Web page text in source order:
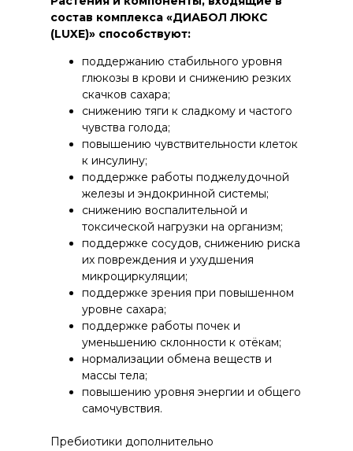
морской, экстракт ягод калины, экстракт
ягод шиповника, экстракт ягод облепихи,
перепончатого, экстракт шелковицы белой,
экстракт створок фасоли, экстракт черники
листа, экстракт земляники листа, экстракт
березы листа, экстракт лабазника
вязолистного, экстракт брусники листа,
экстракт череды трехраздельной, экстракт
тысячелистника, калия цитрат, калия
аспартат, гороховые волокна, магния
аспартат, магния цитрат, таурин, экстракт
чаги, экстракт лопуха, аскорбиновая
кислота, витамин Е, альфа-липоевая
кислота, комплекс гуминовых веществ,
цинка цитрат, меди глюконат, хрома
пиколинат, биотин.
Пищевая ценность 100 г. продукта:
белки – 7,6 г, жиры – 0,3 г, углеводы – 9,6 г,
пищевые волокна – 24,1 г.
Калорийность/ энергетическая
ценность/ 100 г., кДж/ кКал:
кКал.
*Согласно приложению 5 "Величины суточного потребления
пищевых и биологически активных веществ для взрослых в
составе специализированных пищевых продуктов (СПП) и БАД
к пище" изменений в Единые санитарно-эпидемиологические
санитарно-эпидемиологическому надзору (контролю).
состав комплекса «ДИАБОЛ ЛЮКС
(LUXE)» способствуют:
поддержанию стабильного уровня
глюкозы в крови и снижению резких
скачков сахара;
снижению тяги к сладкому и частого
чувства голода;
повышению чувствительности клеток
к инсулину;
поддержке работы поджелудочной
железы и эндокринной системы;
снижению воспалительной и
токсической нагрузки на организм;
поддержке сосудов, снижению риска
их повреждения и ухудшения
микроциркуляции;
поддержке зрения при повышенном
уровне сахара;
поддержке работы почек и
уменьшению склонности к отёкам;
нормализации обмена веществ и
массы тела;
повышению уровня энергии и общего
самочувствия.
Пребиотики дополнительно